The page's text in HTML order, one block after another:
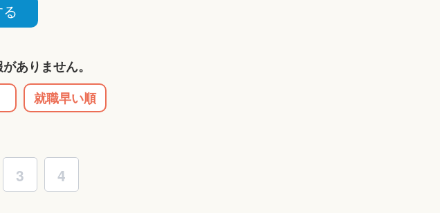
ありません。
就職早い順
3 4